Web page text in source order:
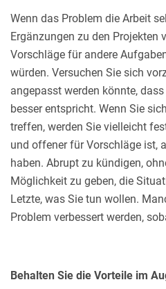
Wenn das Problem die Arbeit
Ergänzungen zu den Projekten
Vorschläge für andere
würden. Versuchen Sie sich
angepasst werden könnte,
besser entspricht. Wenn Sie
treffen, werden Sie vielleicht
und offener für Vorschläge ist,
haben. Abrupt zu kündigen,
Möglichkeit zu geben, die
Letzte, was Sie tun wollen.
Problem verbessert werden,
Behalten Sie die Vorteile im